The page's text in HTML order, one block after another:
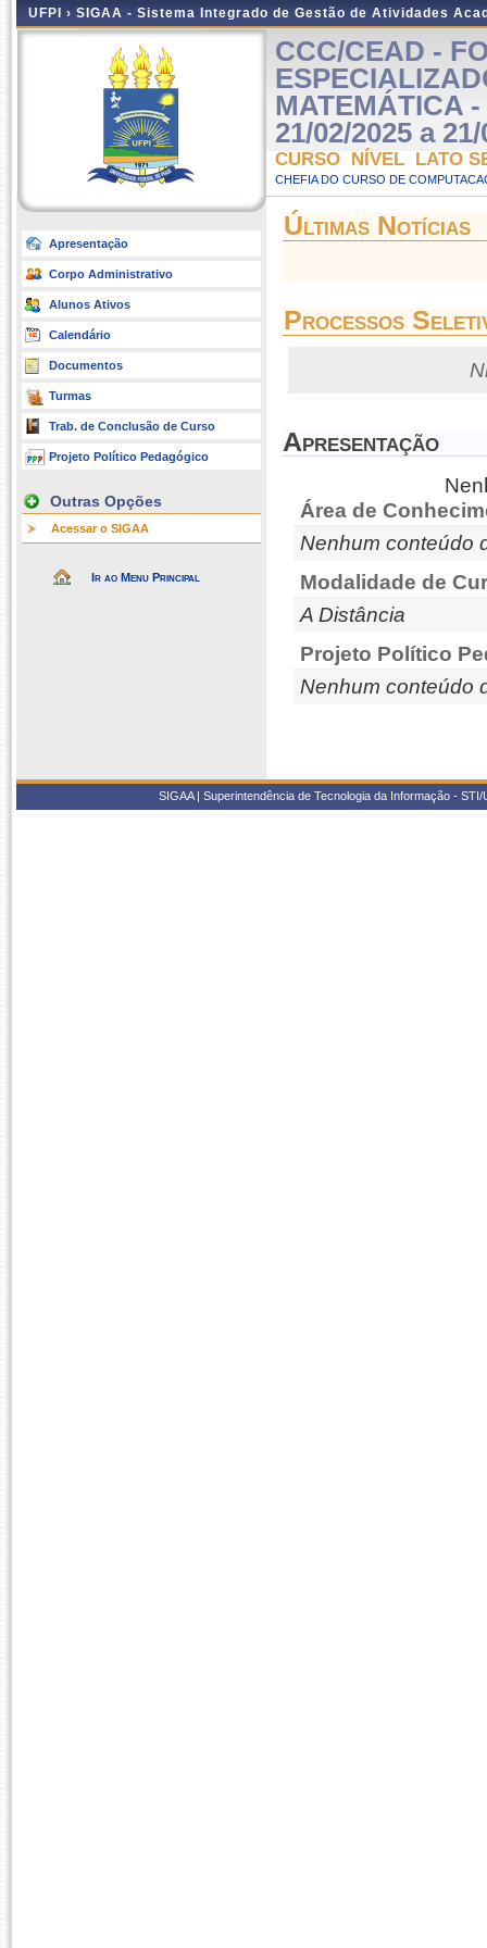
UFPI › SIGAA - Sistema Integrado de Gestão de Atividades
Apresentação
Corpo Administrativo
Alunos Ativos
Calendário
Documentos
Turmas
Trab. de Conclusão de Curso
Projeto Político Pedagógico
Outras Opções
Acessar o SIGAA
Ir ao Menu Principal
CCC/CEAD -
MATEMÁTICA
21/02/2025 a
CURSO NÍVEL LATO
CHEFIA DO CURSO DE
Últimas Notícias
Processos
Apresentação
Área de
Nenhum conteúdo
Modalidade de
A Distância
Projeto Político
Nenhum conteúdo
SIGAA | Superintendência de Tecnologia da Informação -